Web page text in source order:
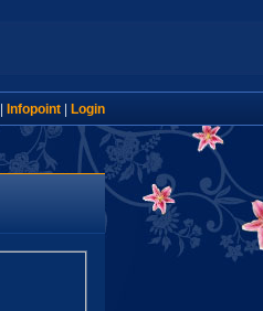
Infopoint| Login